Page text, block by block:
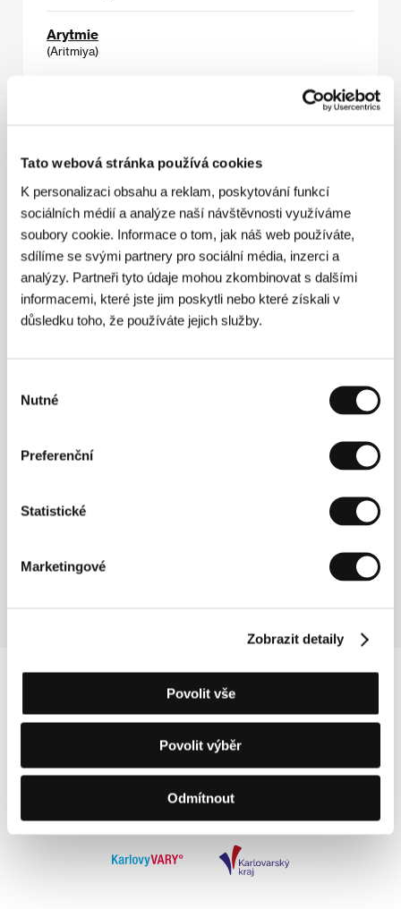
Tato webová stránka používá cookies
K personalizaci obsahu a reklam, poskytování funkcí
sociálních médií a analýze naší návštěvnosti využíváme
soubory cookie. Informace o tom, jak náš web používáte,
sdílíme se svými partnery pro sociální média, inzerci a
analýzy. Partneři tyto údaje mohou zkombinovat s dalšími
informacemi, které jste jim poskytli nebo které získali v
důsledku toho, že používáte jejich služby.
souhlasu
Nutné
Preferenční
Statistické
Marketingové
Zobrazit detaily
Povolit vše
Povolit výběr
Odmítnout
Arytmie
(Aritmiya)
Ateliér
Režie: Elsa María Jakobsdóttir / Dánsko, 2017, 30 min
Sekce:První podání
Atlantida, 2003
(Atlantída, 2003)
Režie: Michal Blaško / Slovenská republika, Česká
republika, 2017, 30 min
Austerlitz
(Austerlitz)
Sekce:Jiný pohled
Axolotl Overkill
(Axolotl Overkill)
Sekce:Jiný pohled